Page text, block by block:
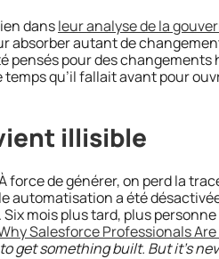
dansleur analyse de la
absorber autant de
pensés pour des
temps qu’il fallait avant pour
illisible
force de générer, on perd la
automatisation a été
mois plus tard, plus
Salesforce Professionals
get something built. But it’s